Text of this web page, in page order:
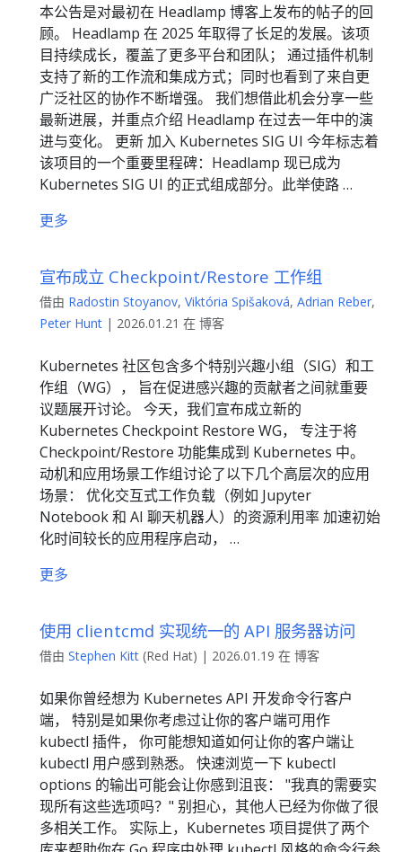
本公告是对最初在 Headlamp 博客上发布的帖子的回
顾。 Headlamp 在 2025 年取得了长足的发展。该项
目持续成长，覆盖了更多平台和团队； 通过插件机制
支持了新的工作流和集成方式；同时也看到了来自更
广泛社区的协作不断增强。 我们想借此机会分享一些
最新进展，并重点介绍 Headlamp 在过去一年中的演
进与变化。 更新 加入 Kubernetes SIG UI 今年标志着
该项目的一个重要里程碑：Headlamp 现已成为
Kubernetes SIG UI 的正式组成部分。此举使路 …
更多
宣布成立 Checkpoint/Restore 工作组
借由 Radostin Stoyanov, Viktória Spišaková, Adrian Reber,
Peter Hunt | 2026.01.21 在 博客
Kubernetes 社区包含多个特别兴趣小组（SIG）和工
作组（WG）， 旨在促进感兴趣的贡献者之间就重要
议题展开讨论。 今天，我们宣布成立新的
Kubernetes Checkpoint Restore WG， 专注于将
Checkpoint/Restore 功能集成到 Kubernetes 中。
动机和应用场景工作组讨论了以下几个高层次的应用
场景： 优化交互式工作负载（例如 Jupyter
Notebook 和 AI 聊天机器人）的资源利用率 加速初始
化时间较长的应用程序启动， …
更多
使用 clientcmd 实现统一的 API 服务器访问
借由 Stephen Kitt (Red Hat) | 2026.01.19 在 博客
如果你曾经想为 Kubernetes API 开发命令行客户
端， 特别是如果你考虑过让你的客户端可用作
kubectl 插件， 你可能想知道如何让你的客户端让
kubectl 用户感到熟悉。 快速浏览一下 kubectl
options 的输出可能会让你感到沮丧： "我真的需要实
现所有这些选项吗？" 别担心，其他人已经为你做了很
多相关工作。 实际上，Kubernetes 项目提供了两个